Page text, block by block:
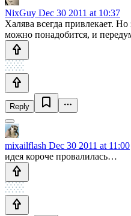
NixGuy Dec 30 2011 at 10:37
Халява всегда привлекает.
можно понадобится, и
Reply
mixailflash Dec 30 2011 at 11:00
идея короче провалилась…